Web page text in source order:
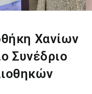
Χανίων
Συνέδριο